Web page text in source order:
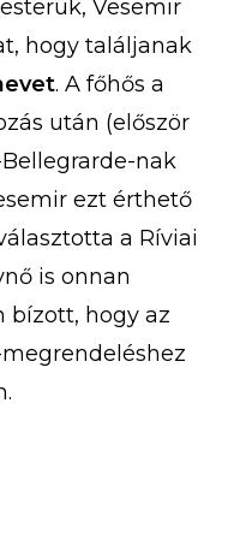
Vesemir
hogy találjanak
. A főhős a
után (először
nak
ezt érthető
a Ríviai
is onnan
bízott, hogy az